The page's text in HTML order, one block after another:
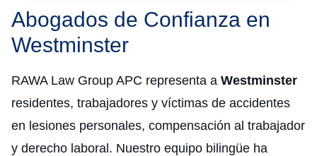
Abogados de Confianza en
Westminster
RAWA Law Group APC representa a Westminster
residentes, trabajadores y víctimas de accidentes
en lesiones personales, compensación al trabajador
y derecho laboral. Nuestro equipo bilingüe ha